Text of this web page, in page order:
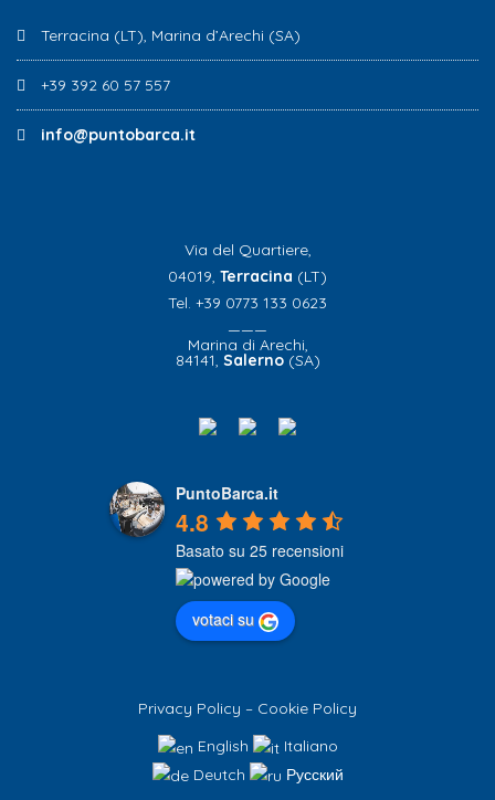
Terracina (LT), Marina d’Arechi (SA)
+39 392 60 57 557
info@puntobarca.it
Via del Quartiere,
04019, Terracina (LT)
Tel. +39 0773 133 0623
———
Marina di Arechi,
84141, Salerno(SA)
PuntoBarca.it
4.8
Basato su 25 recensioni
votaci su
Privacy Policy – Cookie Policy
English
Italiano
Deutch
Русский